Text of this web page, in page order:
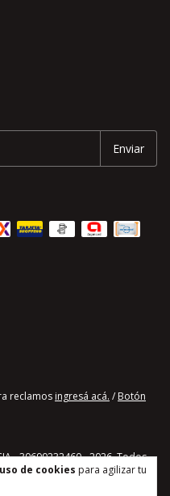
de cookies para agilizar tu
reclamos ingresá acá. / Botón
- 30690232460 - 2026. Todos